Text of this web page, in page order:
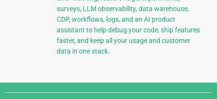
surveys, LLM observability, data warehouse,
CDP, workflows, logs, and an AI product
assistant to help debug your code, ship features
faster, and keep all your usage and customer
data in one stack.
Django